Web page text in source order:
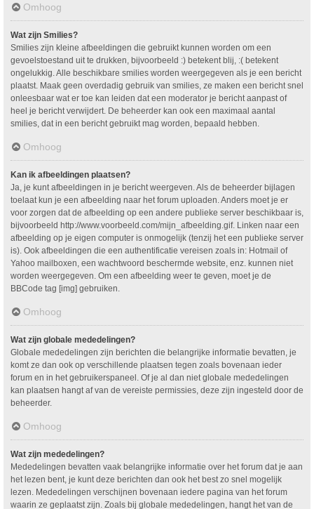
Omhoog
Wat zijn Smilies?
Smilies zijn kleine afbeeldingen die gebruikt kunnen worden om een
gevoelstoestand uit te drukken, bijvoorbeeld :) betekent blij, :( betekent
ongelukkig. Alle beschikbare smilies worden weergegeven als je een bericht
plaatst. Maak geen overdadig gebruik van smilies, ze maken een bericht snel
onleesbaar wat er toe kan leiden dat een moderator je bericht aanpast of
heel je bericht verwijdert. De beheerder kan ook een maximaal aantal
smilies, dat in een bericht gebruikt mag worden, bepaald hebben.
Omhoog
Kan ik afbeeldingen plaatsen?
Ja, je kunt afbeeldingen in je bericht weergeven. Als de beheerder bijlagen
toelaat kun je een afbeelding naar het forum uploaden. Anders moet je er
voor zorgen dat de afbeelding op een andere publieke server beschikbaar is,
bijvoorbeeld http://www.voorbeeld.com/mijn_afbeelding.gif. Linken naar een
afbeelding op je eigen computer is onmogelijk (tenzij het een publieke server
is). Ook afbeeldingen die een authentificatie vereisen zoals in: Hotmail of
Yahoo mailboxen, een wachtwoord beschermde website, enz. kunnen niet
worden weergegeven. Om een afbeelding weer te geven, moet je de
BBCode tag [img] gebruiken.
Omhoog
Wat zijn globale mededelingen?
Globale mededelingen zijn berichten die belangrijke informatie bevatten, je
komt ze dan ook op verschillende plaatsen tegen zoals bovenaan ieder
forum en in het gebruikerspaneel. Of je al dan niet globale mededelingen
kan plaatsen hangt af van de vereiste permissies, deze zijn ingesteld door de
beheerder.
Omhoog
Wat zijn mededelingen?
Mededelingen bevatten vaak belangrijke informatie over het forum dat je aan
het lezen bent, je kunt deze berichten dan ook het best zo snel mogelijk
lezen. Mededelingen verschijnen bovenaan iedere pagina van het forum
waarin ze geplaatst zijn. Zoals bij globale mededelingen, hangt het van de